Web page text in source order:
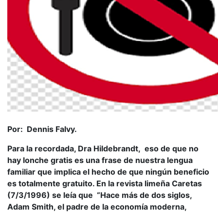
Por: Dennis Falvy.
Para la recordada, Dra Hildebrandt, eso de que no
hay lonche gratis es una frase de nuestra lengua
familiar que implica el hecho de que ningún beneficio
es totalmente gratuito. En la revista limeña Caretas
(7/3/1996) se leía que “Hace más de dos siglos,
Adam Smith, el padre de la economía moderna,